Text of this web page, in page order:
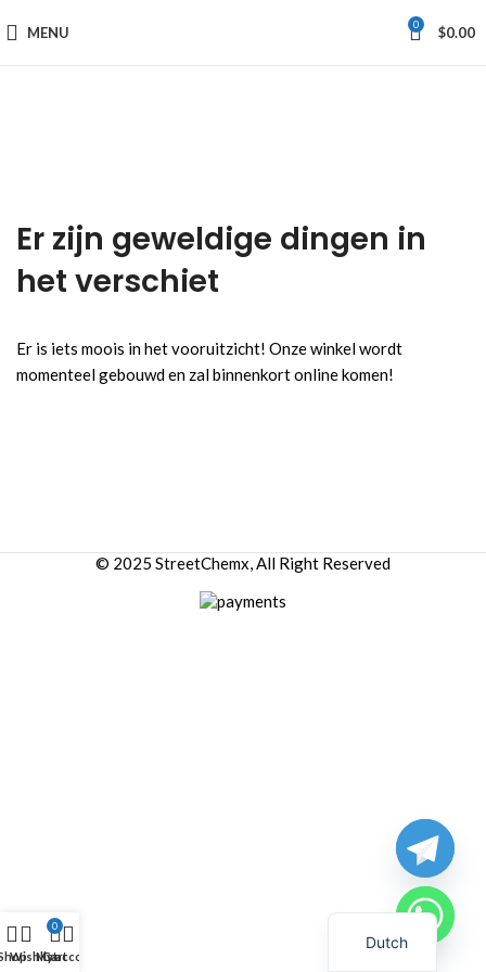
MENU 0 $0.00
Er zijn geweldige dingen in
het verschiet
Er is iets moois in het vooruitzicht! Onze winkel wordt
momenteel gebouwd en zal binnenkort online komen!
© 2025 StreetChemx, All Right Reserved
Wishlist
0
Cart
My account
Dutch